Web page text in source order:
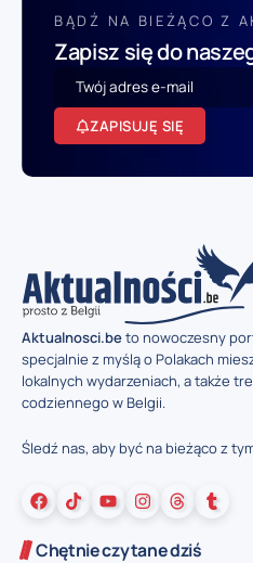
BĄDŹ NA BIEŻĄCO Z
Zapisz się do
ZAPISUJĘ SIĘ
Aktualnosci.beto nowoczesny
specjalnie z myślą o Polakach
lokalnych wydarzeniach, a także
codziennego w Belgii.
Śledź nas, aby być na bieżąco z
Chętnie czytane dziś